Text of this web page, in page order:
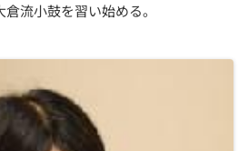
流小鼓を習い始める。